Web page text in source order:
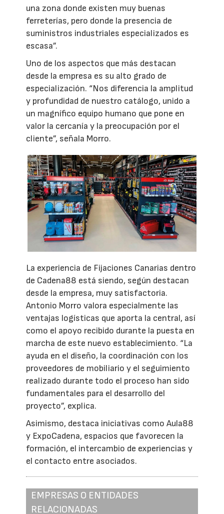
una zona donde existen muy buenas
ferreterías, pero donde la presencia de
suministros industriales especializados es
escasa”.
Uno de los aspectos que más destacan
desde la empresa es su alto grado de
especialización. “Nos diferencia la amplitud
y profundidad de nuestro catálogo, unido a
un magnífico equipo humano que pone en
valor la cercanía y la preocupación por el
cliente”, señala Morro.
La experiencia de Fijaciones Canarias dentro
de Cadena88 está siendo, según destacan
desde la empresa, muy satisfactoria.
Antonio Morro valora especialmente las
ventajas logísticas que aporta la central, así
como el apoyo recibido durante la puesta en
marcha de este nuevo establecimiento. “La
ayuda en el diseño, la coordinación con los
proveedores de mobiliario y el seguimiento
realizado durante todo el proceso han sido
fundamentales para el desarrollo del
proyecto”, explica.
Asimismo, destaca iniciativas como Aula88
y ExpoCadena, espacios que favorecen la
formación, el intercambio de experiencias y
el contacto entre asociados.
EMPRESAS O ENTIDADES
RELACIONADAS